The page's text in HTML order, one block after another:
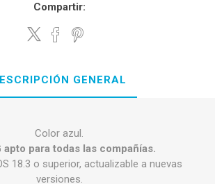
Compartir:
GENERAL
Color azul.
apto para todas las compañías.
18.3 o superior, actualizable a nuevas
versiones.